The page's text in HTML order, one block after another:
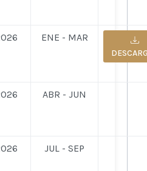
ENE - MAR
ABR - JUN
JUL - SEP